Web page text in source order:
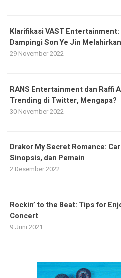
Klarifikasi VAST Entertainment:
Dampingi Son Ye Jin Melahirkan
29 November 2022
RANS Entertainment dan Raffi
Trending di Twitter, Mengapa?
30 November 2022
Drakor My Secret Romance:
Sinopsis, dan Pemain
2 Desember 2022
Rockin’ to the Beat: Tips for
Concert
9 Juni 2021